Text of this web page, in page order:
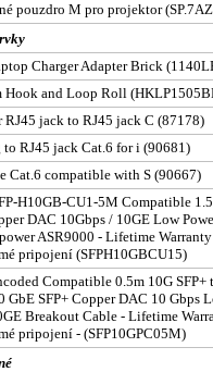
pouzdro M pro projektor
Charger Adapter Brick
Hook and Loop Roll
RJ45 jack to RJ45 jack C (87178)
to RJ45 jack Cat.6 for i (90681)
Cat.6 compatible with S (90667)
H10GB-CU1-5M Compatible
DAC 10Gbps / 10GE Low
ASR9000 - Lifetime
pripojení (SFPH10GBCU15)
Compatible 0.5m 10G
GbE SFP+ Copper DAC 10 Gbps
Breakout Cable - Lifetime
pripojení - (SFP10GPC05M)